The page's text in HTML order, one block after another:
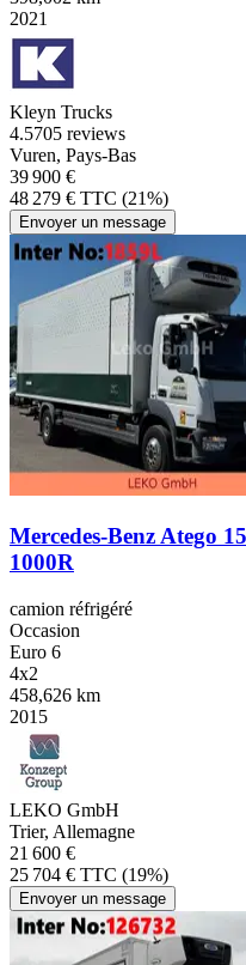
2021
Kleyn Trucks
4.5705 reviews
Vuren, Pays-Bas
39 900 €
48 279 € TTC (21%)
Envoyer un message
Mercedes-Benz Atego
1000R
camion réfrigéré
Occasion
Euro 6
4x2
458,626 km
2015
LEKO GmbH
Trier, Allemagne
21 600 €
25 704 € TTC (19%)
Envoyer un message